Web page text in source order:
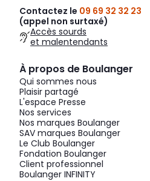
Contactez le 09 69 32 32 23
(appel non surtaxé)
Accès sourds
et malentendants
À propos de Boulanger
Qui sommes nous
Plaisir partagé
L'espace Presse
Nos services
Nos marques Boulanger
SAV marques Boulanger
Le Club Boulanger
Fondation Boulanger
Client professionnel
Boulanger INFINITY